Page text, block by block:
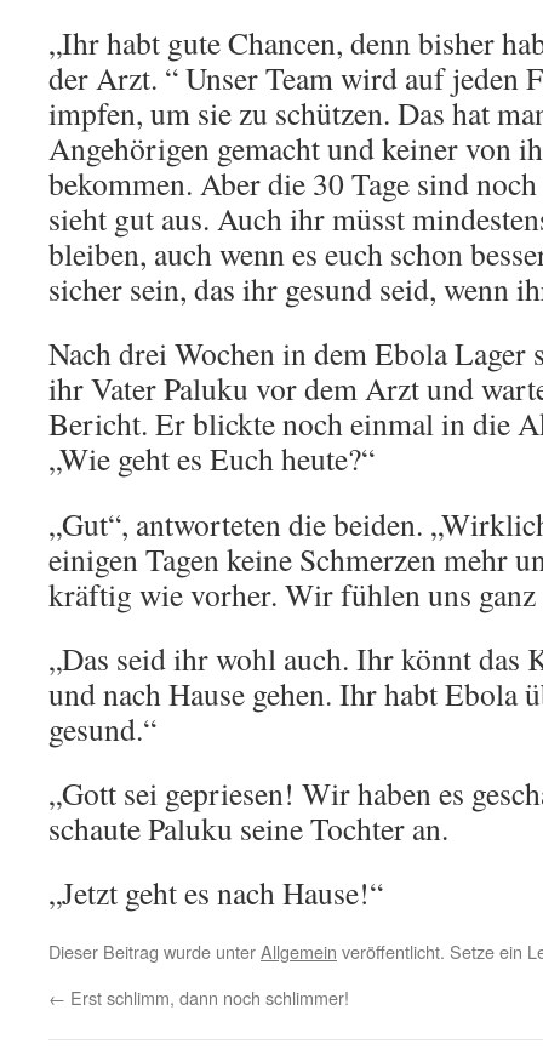
„Ihr habt gute Chancen, denn bisher
der Arzt. “ Unser Team wird auf jeden
impfen, um sie zu schützen. Das hat
Angehörigen gemacht und keiner von
bekommen. Aber die 30 Tage sind
sieht gut aus. Auch ihr müsst
bleiben, auch wenn es euch schon
sicher sein, das ihr gesund seid, wenn
Nach drei Wochen in dem Ebola Lager
ihr Vater Paluku vor dem Arzt und
Bericht. Er blickte noch einmal in die
„Wie geht es Euch heute?“
„Gut“, antworteten die beiden.
einigen Tagen keine Schmerzen mehr
kräftig wie vorher. Wir fühlen uns ganz
„Das seid ihr wohl auch. Ihr könnt das
und nach Hause gehen. Ihr habt Ebola
gesund.“
„Gott sei gepriesen! Wir haben es
schaute Paluku seine Tochter an.
„Jetzt geht es nach Hause!“
Dieser Beitrag wurde unterAllgemein veröffentlicht. Setze ein
← Erst schlimm, dann noch schlimmer!